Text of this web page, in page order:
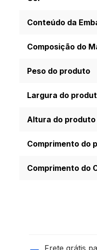
Conteúdo da
Composição do
Peso do produto
Largura do
Altura do produto
Comprimento do
Comprimento do